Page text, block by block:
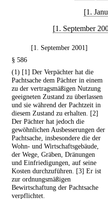
[1.
[1. September
[1. September 2001]
§ 586
(1) [1] Der Verpächter hat die
Pachtsache dem Pächter in einem
zu der vertragsmäßigen Nutzung
geeigneten Zustand zu überlassen
und sie während der Pachtzeit in
diesem Zustand zu erhalten. [2]
Der Pächter hat jedoch die
gewöhnlichen Ausbesserungen der
Pachtsache, insbesondere die der
Wohn- und Wirtschaftsgebäude,
der Wege, Gräben, Dränungen
und Einfriedigungen, auf seine
Kosten durchzuführen. [3] Er ist
zur ordnungsmäßigen
Bewirtschaftung der Pachtsache
verpflichtet.